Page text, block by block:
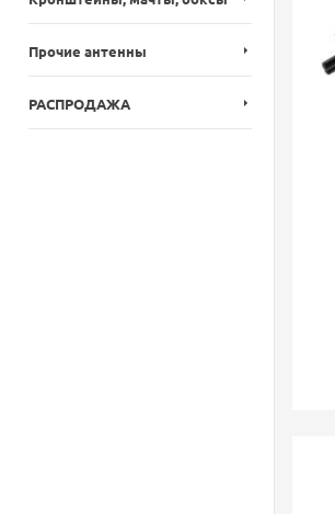
Прочие антенны
РАСПРОДАЖА